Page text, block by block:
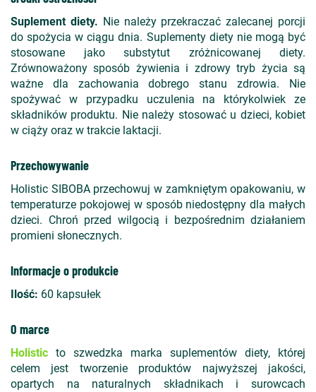
Suplement diety. Nie należy przekraczać zalecanej porcji
do spożycia w ciągu dnia. Suplementy diety nie mogą być
stosowane jako substytut zróżnicowanej diety.
Zrównoważony sposób żywienia i zdrowy tryb życia są
ważne dla zachowania dobrego stanu zdrowia. Nie
spożywać w przypadku uczulenia na którykolwiek ze
składników produktu. Nie należy stosować u dzieci, kobiet
w ciąży oraz w trakcie laktacji.
Przechowywanie
Holistic SIBOBA przechowuj w zamkniętym opakowaniu, w
temperaturze pokojowej w sposób niedostępny dla małych
dzieci. Chroń przed wilgocią i bezpośrednim działaniem
promieni słonecznych.
Informacje o produkcie
Ilość: 60 kapsułek
O marce
Holistic to szwedzka marka suplementów diety, której
celem jest tworzenie produktów najwyższej jakości,
opartych na naturalnych składnikach i surowcach